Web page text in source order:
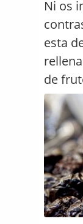
Ni os
esta
de